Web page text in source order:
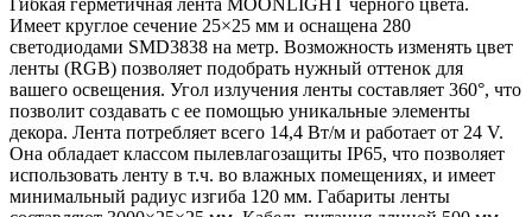
Имеет круглое сечение 25×25 мм и оснащена 280
светодиодами SMD3838 на метр. Возможность изменять цвет
ленты (RGB) позволяет подобрать нужный оттенок для
вашего освещения. Угол излучения ленты составляет 360°, что
позволит создавать с ее помощью уникальные элементы
декора. Лента потребляет всего 14,4 Вт/м и работает от 24 V.
Она обладает классом пылевлагозащиты IP65, что позволяет
использовать ленту в т.ч. во влажных помещениях, и имеет
минимальный радиус изгиба 120 мм. Габариты ленты